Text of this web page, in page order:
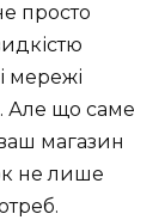
просто
мережі
Але що саме
магазин
не лише